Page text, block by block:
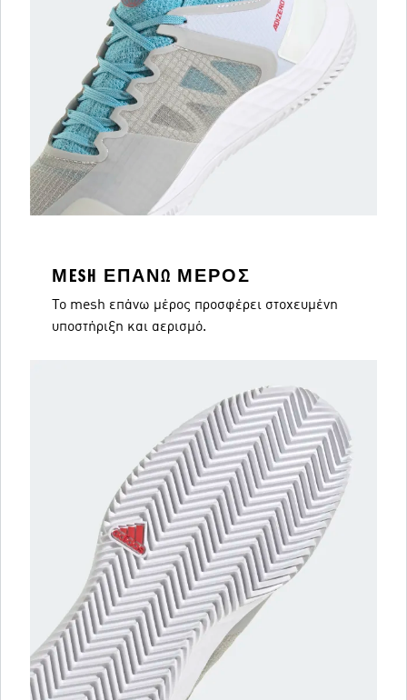
ΜESH ΕΠΆΝΩ ΜΈΡΟΣ
Το mesh επάνω μέρος προσφέρει στοχευμένη
υποστήριξη και αερισμό.